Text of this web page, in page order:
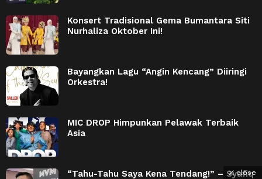
Konsert Tradisional Gema Bumantara Siti
Nurhaliza Oktober Ini!
Bayangkan Lagu “Angin Kencang” Diiringi
Orkestra!
MIC DROP Himpunkan Pelawak Terbaik
Asia
“Tahu-Tahu Saya Kena Tendang!” – Syafiq
close